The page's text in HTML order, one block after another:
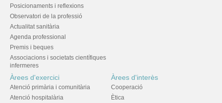
Posicionaments i reflexions
Observatori de la professió
Actualitat sanitària
Agenda professional
Premis i beques
Associacions i societats científiques
infermeres
Àrees d'exercici
Atenció primària i comunitària
Atenció hospitalària
Àrees d'interès
Cooperació
Ètica